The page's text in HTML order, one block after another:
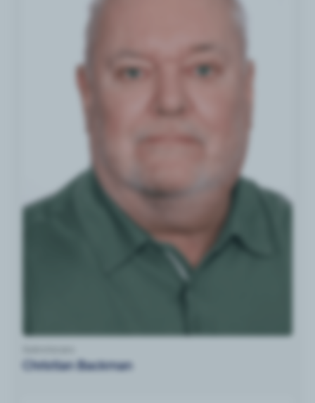
Christian Backman